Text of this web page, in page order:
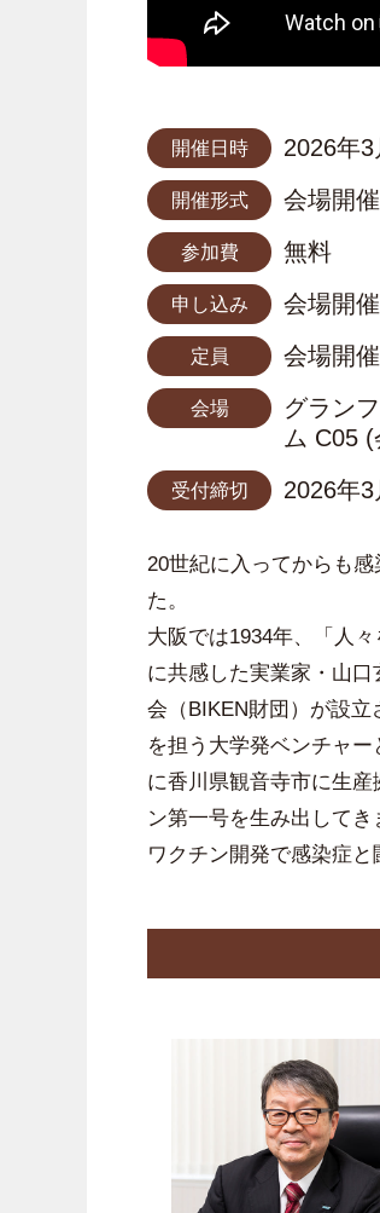
開催日時 2026年
開催形式 会場開
参加費 無料
申し込み 会場開
定員 会場開
会場
グラン
ム C05
受付締切 2026年
20世紀に入ってからも
た。
大阪では1934年、「人
に共感した実業家・山
会（BIKEN財団）が設
を担う大学発ベンチャ
に香川県観音寺市に生
ン第一号を生み出してき
ワクチン開発で感染症と